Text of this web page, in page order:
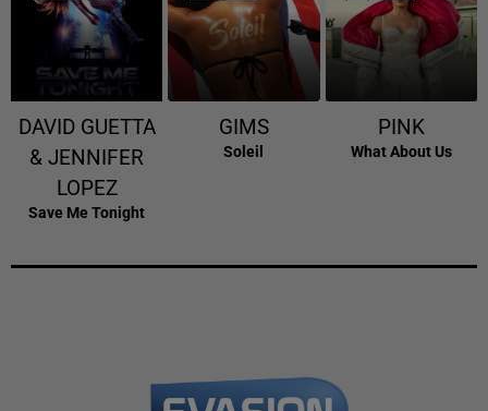
DAVID GUETTA
& JENNIFER
LOPEZ
Save Me Tonight
GIMS
Soleil
PINK
What About Us